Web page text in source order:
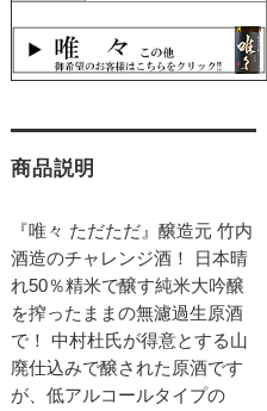
商品説明
『唯々 ただただ』醸造元 竹内
酒造のチャレンジ酒！ 日本晴
れ50％精米で醸す純米大吟醸
を搾ったままの無濾過生原酒
で！ 中村杜氏が得意とする山
廃仕込みで醸された原酒です
が、低アルコールタイプの